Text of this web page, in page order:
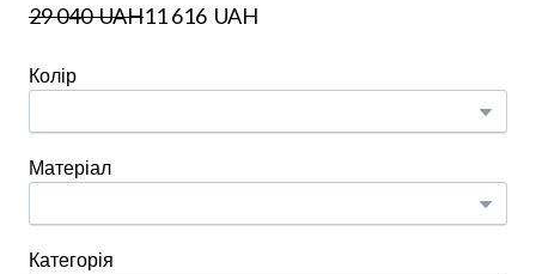
29 040  UAH11 616  UAH
Колір
Матеріал
Категорія